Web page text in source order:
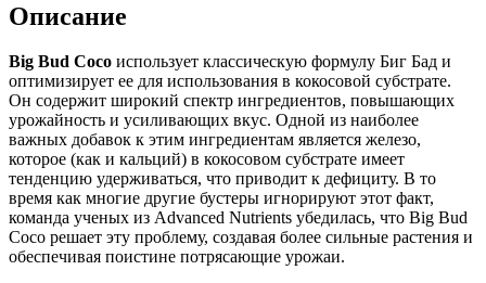
Описание
Big Bud Coco использует классическую формулу Биг Бад и
оптимизирует ее для использования в кокосовой субстрате.
Он содержит широкий спектр ингредиентов, повышающих
урожайность и усиливающих вкус. Одной из наиболее
важных добавок к этим ингредиентам является железо,
которое (как и кальций) в кокосовом субстрате имеет
тенденцию удерживаться, что приводит к дефициту. В то
время как многие другие бустеры игнорируют этот факт,
команда ученых из Advanced Nutrients убедилась, что Big Bud
Coco решает эту проблему, создавая более сильные растения и
обеспечивая поистине потрясающие урожаи.